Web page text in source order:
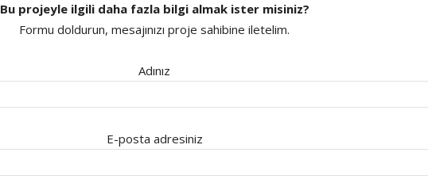
Bu projeyle ilgili daha fazla bilgi almak ister misiniz?
Formu doldurun, mesajınızı proje sahibine iletelim.
Adınız
E-posta adresiniz